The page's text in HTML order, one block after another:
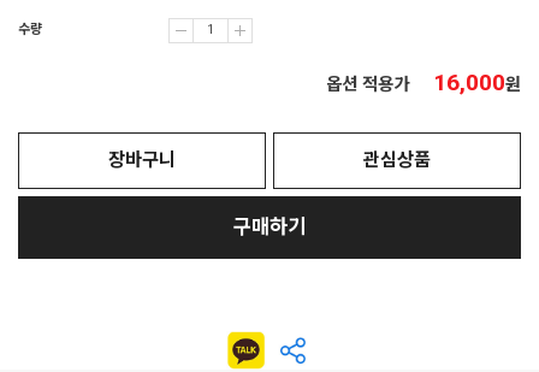
수량
옵션 적용가 16,000원
장바구니 관심상품
구매하기